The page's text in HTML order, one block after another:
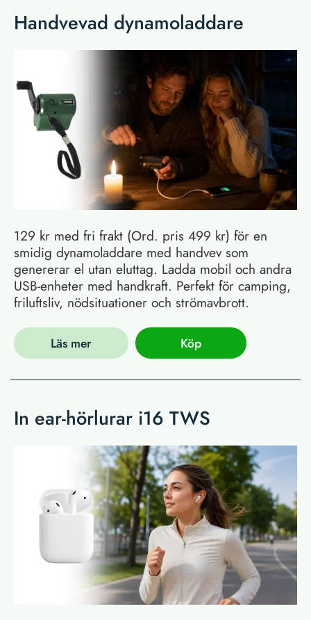
Handvevad dynamoladdare
129 kr med fri frakt (Ord. pris 499 kr) för en
smidig dynamoladdare med handvev som
genererar el utan eluttag. Ladda mobil och andra
USB-enheter med handkraft. Perfekt för camping,
friluftsliv, nödsituationer och strömavbrott.
Läs mer Köp
In ear-hörlurar i16 TWS